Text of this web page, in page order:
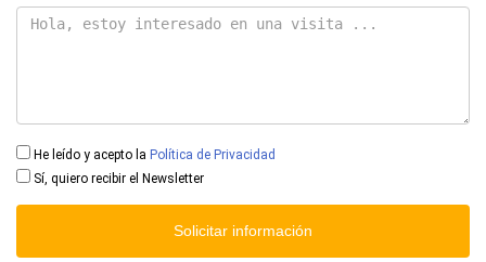
He leído y acepto la Política de Privacidad
Sí, quiero recibir el Newsletter
Solicitar información